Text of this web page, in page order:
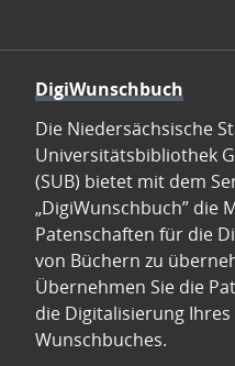
DigiWunschbuch
Die Niedersächsische
Universitätsbibliothek
(SUB) bietet mit dem
„DigiWunschbuch” die
Patenschaften für die
von Büchern zu
Übernehmen Sie die
die Digitalisierung Ihres
Wunschbuches.